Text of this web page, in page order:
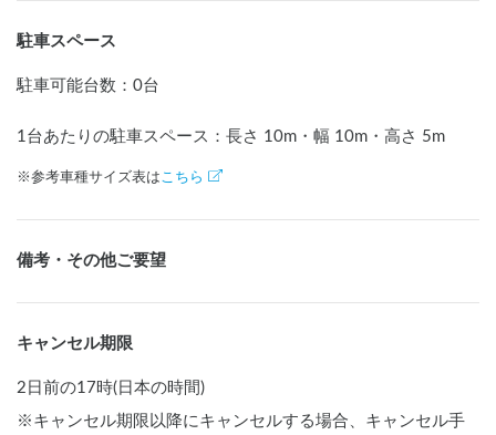
駐車スペース
駐車可能台数 ： 0台
1台あたりの駐車スペース：長さ 10m ・幅 10m ・高さ 5m
※参考車種サイズ表は こちら
備考・その他ご要望
キャンセル期限
2日前の17時(日本の時間)
※キャンセル期限以降にキャンセルする場合、キャンセル手